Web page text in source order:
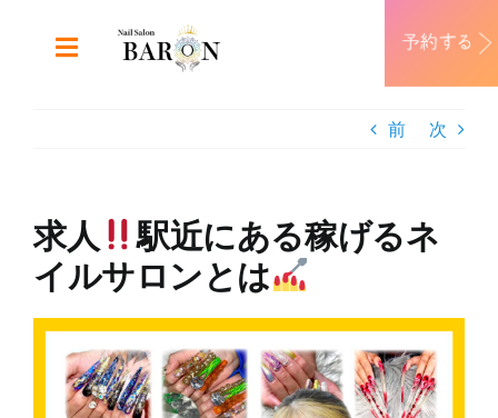
Toggle
MENU
RECRUIT
CONTACT
前 次
求人
駅近にある稼げるネ
イルサロンとは
View
Larger
Image